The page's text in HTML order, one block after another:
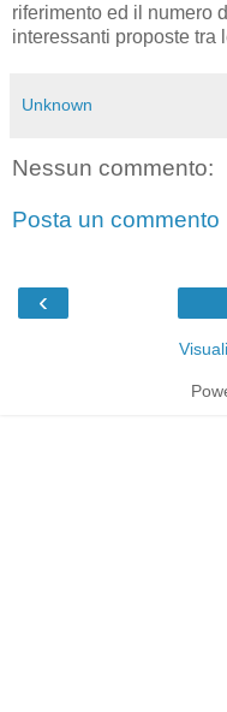
riferimento ed il numero
interessanti proposte tra
Unknown
Nessun commento:
Posta un commento
‹